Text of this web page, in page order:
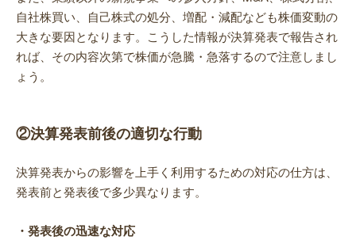
自社株買い、自己株式の処分、増配・減配なども株価変動の
大きな要因となります。こうした情報が決算発表で報告され
れば、その内容次第で株価が急騰・急落するので注意しまし
ょう。
②決算発表前後の適切な行動
決算発表からの影響を上手く利用するための対応の仕方は、
発表前と発表後で多少異なります。
・発表後の迅速な対応